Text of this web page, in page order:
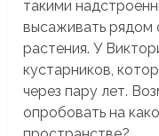
такими
высаживать рядом
растения. У
кустарников,
через пару лет.
опробовать на